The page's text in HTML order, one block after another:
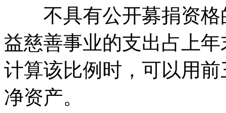
不具有公开募捐资格
益慈善事业的支出占上
计算该比例时，可以用
净资产。